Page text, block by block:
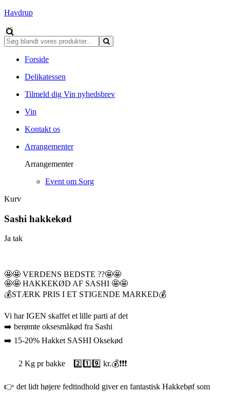
Havdrup
Forside
Delikatessen
Tilmeld dig Vin nyhedsbrev
Vin
Kontakt os
Arrangementer
Arrangementer
Event om Sorg
Kurv
Sashi hakkekød
Ja tak
🤩🤩 VERDENS BEDSTE ??🤩🤩
🤩🤩 HAKKEKØD AF SASHI 🤩🤩
💰STÆRK PRIS I ET STIGENDE MARKED💰
Vi har IGEN skaffet et lille parti af det
➡️ berømte oksesmåkød fra Sashi
➡️ 15-20% Hakket SASHI Oksekød
2 Kg pr bakke 2️⃣1️⃣9️⃣ kr.💰❗❗❗
👉 det lidt højere fedtindhold giver en fantastisk Hakkebøf som